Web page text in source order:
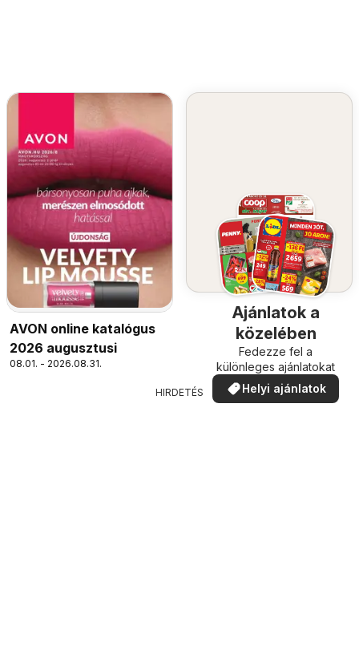
AVON online katalógus
2026 augusztusi
08.01. - 2026.08.31.
Ajánlatok a
közelében
Fedezze fel a
különleges ajánlatokat
Helyi ajánlatok
HIRDETÉS